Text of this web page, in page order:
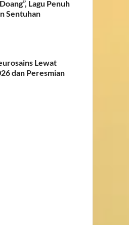
Lagu Penuh
Sentuhan
Lewat
dan Peresmian